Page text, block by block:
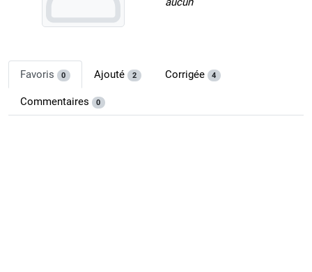
Favoris 0 Ajouté 2 Corrigée 4
Commentaires 0